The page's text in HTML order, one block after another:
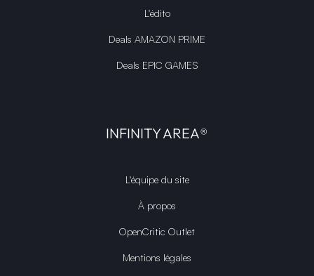
L'édito
Deals AMAZON PRIME
Deals EPIC GAMES
INFINITY AREA®
L'équipe du site
À propos
OpenCritic Outlet
Mentions légales